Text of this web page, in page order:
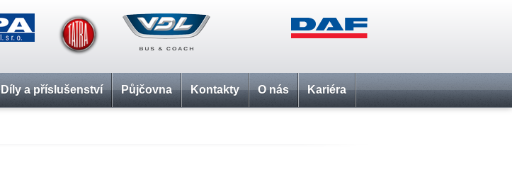
Díly a příslušenství Půjčovna Kontakty O nás Kariéra